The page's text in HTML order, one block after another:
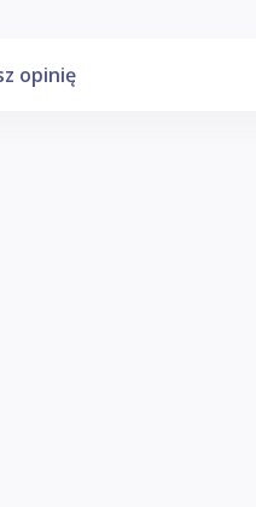
opinię